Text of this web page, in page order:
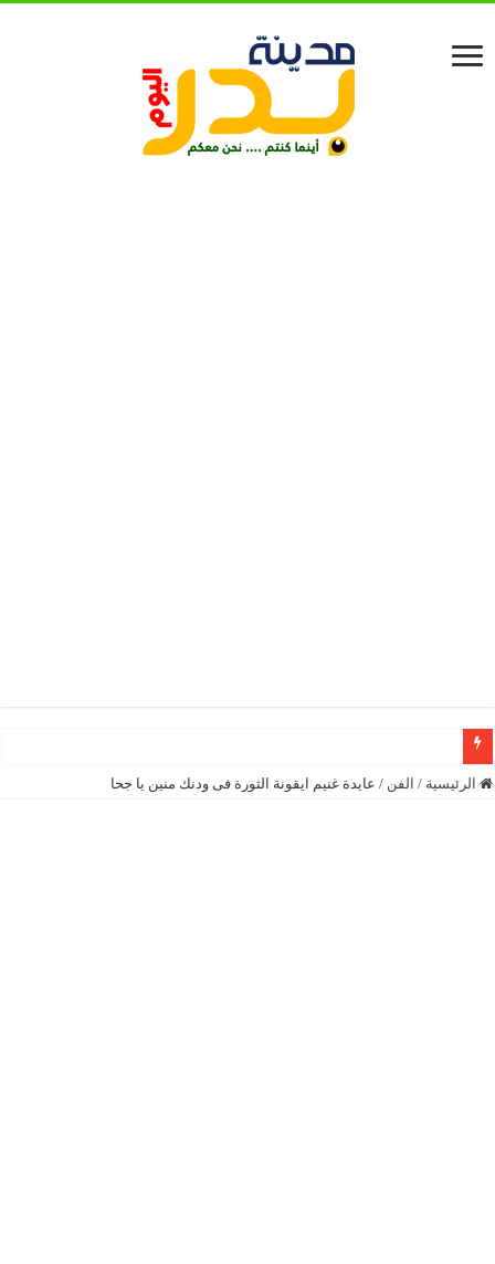
رئيسة المجلس الوطني الكونغولي رونا مكدانيل تدعو إلى التحلي بالصبر حتى
الرئيسية / الفن / عايدة غنيم ايقونة الثورة فى ودنك منين يا جحا